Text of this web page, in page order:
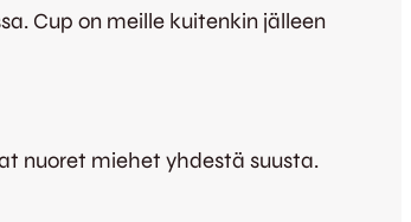
Cup on meille kuitenkin jälleen
nuoret miehet yhdestä suusta.